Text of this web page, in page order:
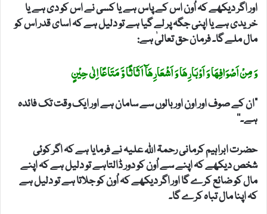
اور اگر دیکھے کہ اُون اس کے پاس ہے یا کسی نے اس کو دی ہے یا
خریدی ہے یا اپنی جگہ پر لے گیا ہے تو دلیل ہے کہ اسای قدر اس کو
مال ملے گا۔ فرمان حق تعالیٰ ہے:
وَ مِنْ اَصْوَافِھَا وَ اَوْبَارِھَا وَ اَشْعَارِھَآ اَثَاثًا وَّ مَتَاعًا اِلٰی حِیْنٍ
”ان کے صوف اور اون اور بالوں سے سامان ہے اور ایک وقت تک فائدہ
ہے۔‘‘
حضرت ابراہیم کرمانی رحمۃ اللہ علیہ نے فرمایا ہے کہ اگر کوئی
شخص دیکھے کہ اپنے سے اُون کو دور ڈالتاہے تو دلیل ہے کہ اپنے
مال کو ضائع کرے گا اور اگر دیکھے کہ اُون کو جلاتا ہے تو دلیل ہے
کہ اپنا مال تباہ کرے گا۔